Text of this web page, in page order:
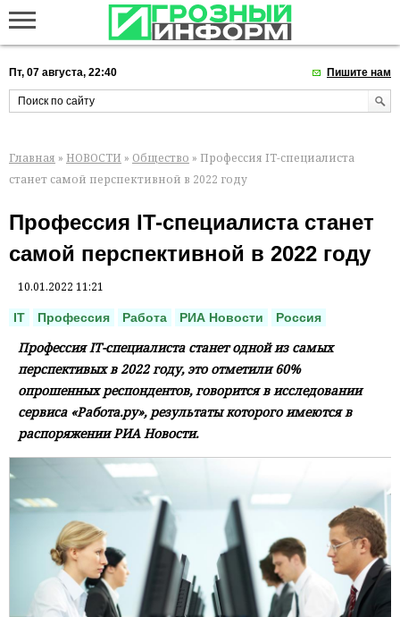
Пт, 07 августа, 22:40 Пишите нам
Главная » НОВОСТИ » Общество » Профессия IT-специалиста
станет самой перспективной в 2022 году
Профессия IT-специалиста станет
самой перспективной в 2022 году
10.01.2022 11:21
IT Профессия Работа РИА Новости Россия
Профессия IT-специалиста станет одной из самых
перспективых в 2022 году, это отметили 60%
опрошенных респондентов, говорится в исследовании
сервиса «Работа.ру», результаты которого имеются в
распоряжении РИА Новости.